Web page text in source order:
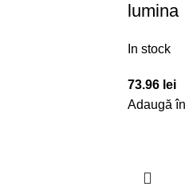
lumina
In stock
73.96 lei
Adaugă